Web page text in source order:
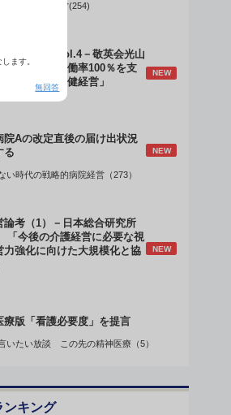
み解く病院経営(254)
のデザインVol.4－敬英会光山
「驚異の稼働率100％を支
客目線』の老健経営」
NEW
院Aの改定直後の届け出状況
る
NEW
い時代の戦略的病院経営（273）
論考（1）－日本総合研究所
今後の介護経営に必要な視
強化に向けた大規模化と協
NEW
療版「看護必要度」を提言
いたい放談 この先の精神医療（5）
ンキング
ます。
無回答